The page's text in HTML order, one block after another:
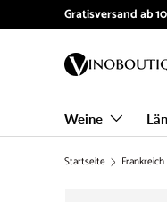
Direkt zum
Gratisversand ab
Weine
Startseite Frankreich